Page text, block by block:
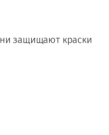
защищают краски